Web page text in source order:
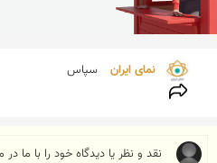
نمای ایران سپاس